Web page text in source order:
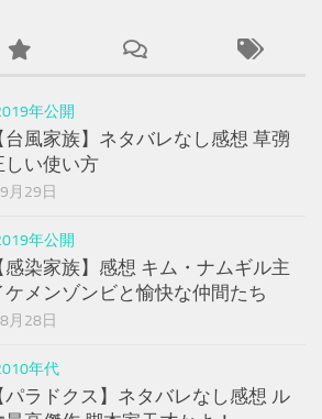
年公開
台風家族】ネタバレなし感想 草彅
しい使い方
月29日
年公開
感染家族】感想 キム・ナムギル主
メンゾンビと愉快な仲間たち
月28日
年代
パラドクス】ネタバレなし感想 ル